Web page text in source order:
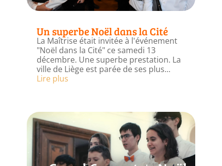
Un superbe Noël dans la Cité
La Maîtrise était invitée à l'événement
"Noël dans la Cité" ce samedi 13
décembre. Une superbe prestation. La
ville de Liège est parée de ses plus...
Lire plus